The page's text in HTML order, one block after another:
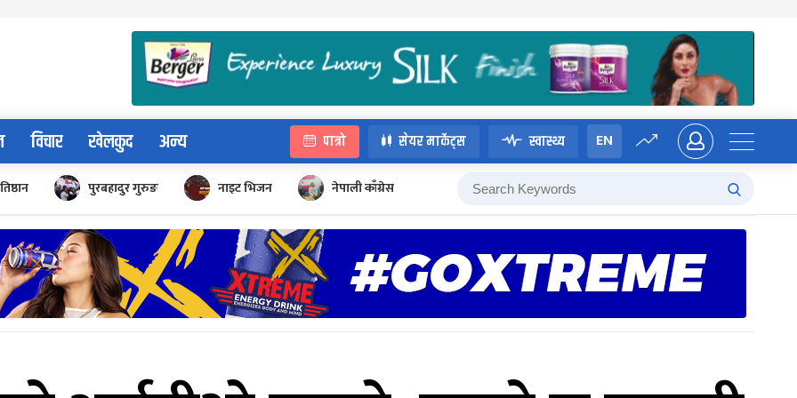
विचार खेलकुद अन्य पात्रो सेयर मार्केट्स स्वास्थ्य EN
पुरबहादुर गुरुङ नाइट भिजन नेपाली काँग्रेस